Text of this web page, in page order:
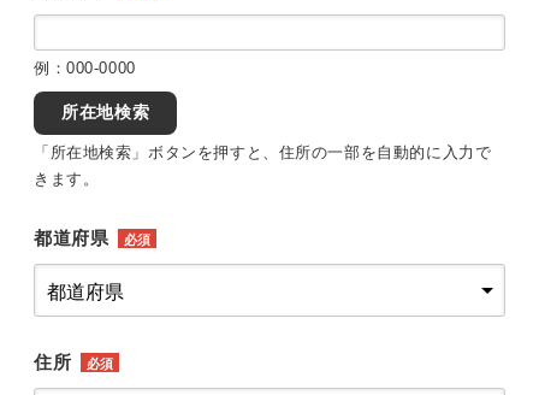
例：000-0000
所在地検索
「所在地検索」ボタンを押すと、住所の一部を自動的に入力で
きます。
都道府県 必須
住所 必須